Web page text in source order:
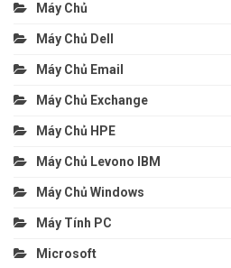
Máy Chủ
Máy Chủ Dell
Máy Chủ Email
Máy Chủ Exchange
Máy Chủ HPE
Máy Chủ Levono IBM
Máy Chủ Windows
Máy Tính PC
Microsoft